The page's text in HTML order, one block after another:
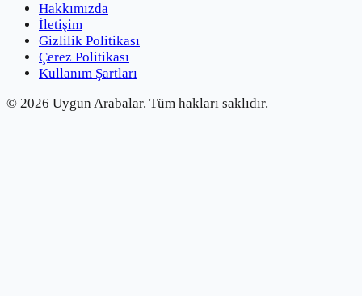
Hakkımızda
İletişim
Gizlilik Politikası
Çerez Politikası
Kullanım Şartları
© 2026 Uygun Arabalar. Tüm hakları saklıdır.